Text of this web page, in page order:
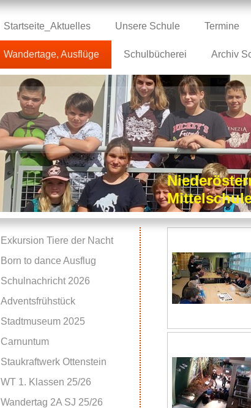
Startseite_Aktuelles Unsere Schule Termine
Wandertage, Ausflüge Schulbücherei Archiv
Exkursion Tiere der Nacht
Born to dance Ausflug
Schulnachricht 2026
Adventsfrühstück
Stadtmuseum 2025
Carnuntum
Staukraftwerk Ottenstein
WT 1. Klassen 25/26
Wandertag 2A SJ 25/26